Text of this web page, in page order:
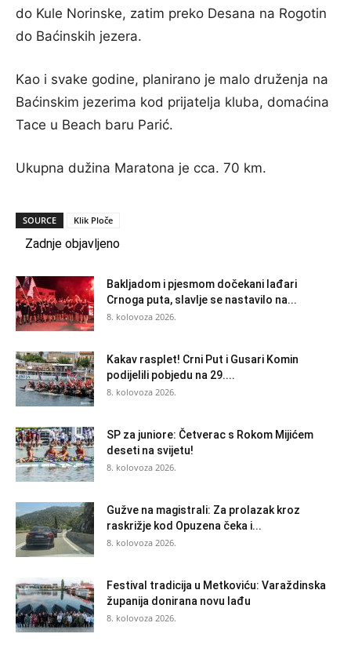
do Kule Norinske, zatim preko Desana na Rogotin
do Baćinskih jezera.
Kao i svake godine, planirano je malo druženja na
Baćinskim jezerima kod prijatelja kluba, domaćina
Tace u Beach baru Parić.
Ukupna dužina Maratona je cca. 70 km.
SOURCE Klik Ploče
Zadnje objavljeno
Bakljadom i pjesmom dočekani lađari
Crnoga puta, slavlje se nastavilo na...
8. kolovoza 2026.
Kakav rasplet! Crni Put i Gusari Komin
podijelili pobjedu na 29....
8. kolovoza 2026.
SP za juniore: Četverac s Rokom Mijićem
deseti na svijetu!
8. kolovoza 2026.
Gužve na magistrali: Za prolazak kroz
raskrižje kod Opuzena čeka i...
8. kolovoza 2026.
Festival tradicija u Metkoviću: Varaždinska
županija donirana novu lađu
8. kolovoza 2026.